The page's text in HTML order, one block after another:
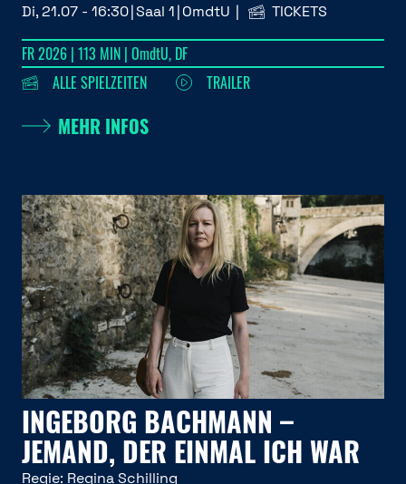
Di, 21.07 - 16:30 Saal 1 OmdtU TICKETS
FR 2026 | 113 MIN | OmdtU, DF
ALLE SPIELZEITEN
TRAILER
MEHR INFOS
INGEBORG BACHMANN –
JEMAND, DER EINMAL ICH WAR
Regie: Regina Schilling